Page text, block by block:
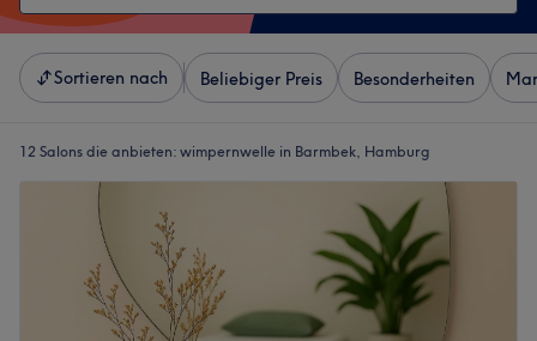
Sortieren nach Beliebiger Preis Besonderheiten
12 Salons die anbieten: wimpernwelle in Barmbek, Hamburg